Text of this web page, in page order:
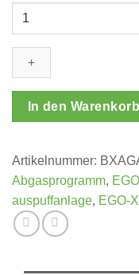
EGO-
Abgasanlage
Audi
3.0
EWG
Menge
In den Warenkorb
Artikelnummer:
Abgasprogramm,
auspuffanlage, EGO-X